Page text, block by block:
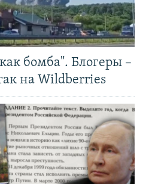
бомба". Блогеры –
на Wildberries